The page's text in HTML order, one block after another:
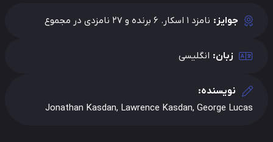
جوایز: نامزد 1 اسکار. 6 برنده و 27 نامزدی در مجموع
زبان: انگلیسی
نویسنده:
Jonathan Kasdan, Lawrence Kasdan, George Lucas